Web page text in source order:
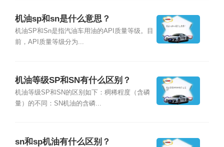
机油sp和sn是什么意思？
机油SP和Sn是指汽油车用油的API质量等级。目
前，API质量等级分为...
机油等级SP和SN有什么区别？
机油等级SP和SN的区别如下：稠稀程度（含磷
量）的不同：SN机油的含磷...
sn和sp机油有什么区别？